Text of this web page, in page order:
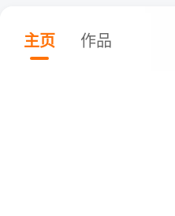
主页 作品